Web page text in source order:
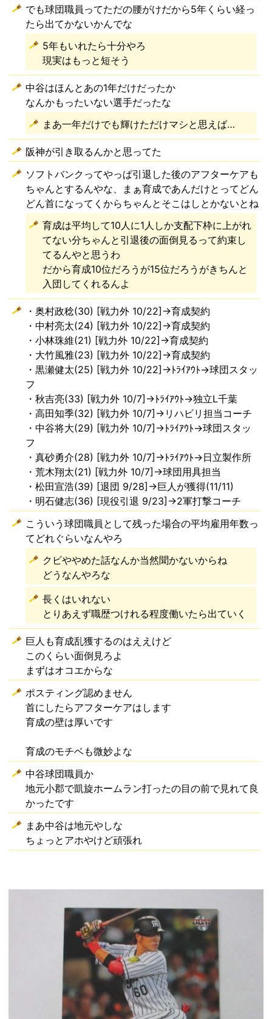
でも球団職員ってただの腰がけだから5年くらい経っ
たら出てかないかんでな
5年もいれたら十分やろ
現実はもっと短そう
中谷はほんとあの1年だけだったか
なんかもったいない選手だったな
まあ一年だけでも輝けただけマシと思えば…
阪神が引き取るんかと思ってた
ソフトバンクってやっぱ引退した後のアフターケアも
ちゃんとするんやな、まぁ育成であんだけとってどん
どん首になってくからちゃんとそこはしとかないとね
育成は平均して10人に1人しか支配下枠に上がれ
てない分ちゃんと引退後の面倒見るって約束し
てるんやと思うわ
だから育成10位だろうが15位だろうがきちんと
入団してくれるんよ
・奥村政稔(30) [戦力外 10/22]→育成契約
・中村亮太(24) [戦力外 10/22]→育成契約
・小林珠維(21) [戦力外 10/22]→育成契約
・大竹風雅(23) [戦力外 10/22]→育成契約
・黒瀬健太(25) [戦力外 10/22]→ﾄﾗｲｱｳﾄ→球団スタッ
フ
・秋吉亮(33) [戦力外 10/7]→ﾄﾗｲｱｳﾄ→独立L千葉
・高田知季(32) [戦力外 10/7]→リハビリ担当コーチ
・中谷将大(29) [戦力外 10/7]→ﾄﾗｲｱｳﾄ→球団スタッ
フ
・真砂勇介(28) [戦力外 10/7]→ﾄﾗｲｱｳﾄ→日立製作所
・荒木翔太(21) [戦力外 10/7]→球団用具担当
・松田宣浩(39) [退団 9/28]→巨人が獲得(11/11)
・明石健志(36) [現役引退 9/23]→2軍打撃コーチ
こういう球団職員として残った場合の平均雇用年数っ
てどれぐらいなんやろ
クビややめた話なんか当然聞かないからね
どうなんやろな
長くはいれない
とりあえず職歴つけれる程度働いたら出ていく
巨人も育成乱獲するのはええけど
このくらい面倒見ろよ
まずはオコエからな
ポスティング認めません
首にしたらアフターケアはします
育成の壁は厚いです
育成のモチベも微妙よな
中谷球団職員か
地元小郡で凱旋ホームラン打ったの目の前で見れて良
かったです
まあ中谷は地元やしな
ちょっとアホやけど頑張れ